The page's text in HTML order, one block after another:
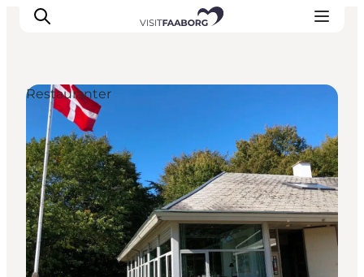
Overnatning
Spisesteder
Oplevelser
Øhop
Outdoor
Det sker
Restauranter